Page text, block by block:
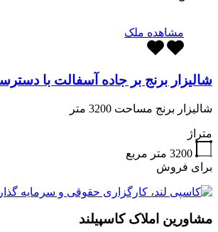
مشاهده ملک
شالیزار برنج بر جاده آسفالت با
شالیزار برنج مساحت 3200 متر
متراژ
3200 متر مربع
برای فروش
مشاورین املاک کاسپیلند